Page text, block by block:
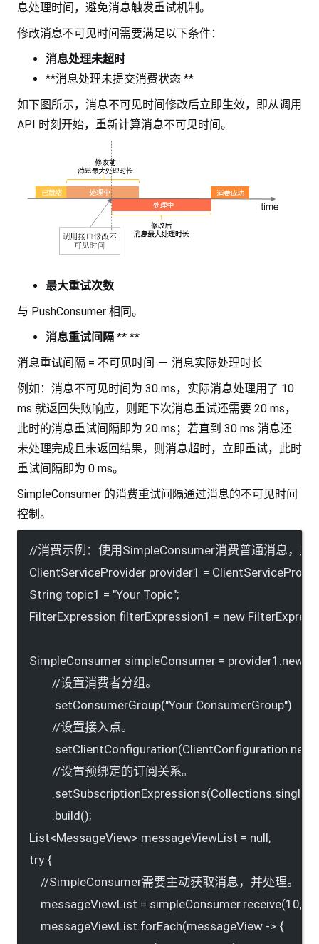
息处理时间，避免消息触发重试机制。
修改消息不可见时间需要满足以下条件：
消息处理未超时
**消息处理未提交消费状态 **
如下图所示，消息不可见时间修改后立即生效，即从调用
API 时刻开始，重新计算消息不可见时间。
最大重试次数
与 PushConsumer 相同。
消息重试间隔 ** **
消息重试间隔 = 不可见时间 － 消息实际处理时长
例如：消息不可见时间为 30 ms，实际消息处理用了 10
ms 就返回失败响应，则距下次消息重试还需要 20 ms，
此时的消息重试间隔即为 20 ms；若直到 30 ms 消息还
未处理完成且未返回结果，则消息超时，立即重试，此时
重试间隔即为 0 ms。
SimpleConsumer 的消费重试间隔通过消息的不可见时间
控制。
//消费示例：使用SimpleConsumer消费普通消息，主
ClientServiceProvider provider1 =
String topic1 = "Your Topic";
FilterExpression filterExpression1 = new
SimpleConsumer simpleConsumer =
//设置消费者分组。
.setConsumerGroup("Your ConsumerGroup")
//设置接入点。
//设置预绑定的订阅关系。
.build();
List<MessageView> messageViewList = null;
try {
//SimpleConsumer需要主动获取消息，并处理。
messageViewList = simpleConsumer.receive(10,
messageViewList.forEach(messageView -> {